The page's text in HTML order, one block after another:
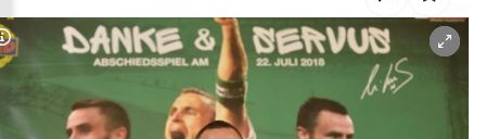
Untermenü
Untermenü
Copyright-Hinweis öffnen/schließen